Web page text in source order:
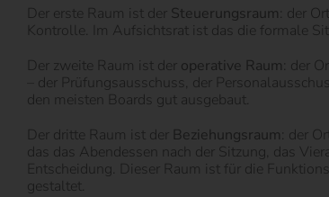
Der erste Raum ist der Steuerungsraum: der
Kontrolle. Im Aufsichtsrat ist das die formale
Der zweite Raum ist der operative Raum: der
– der Prüfungsausschuss, der
den meisten Boards gut ausgebaut.
Der dritte Raum ist der Beziehungsraum: der
das das Abendessen nach der Sitzung, das
Entscheidung. Dieser Raum ist für die
gestaltet.